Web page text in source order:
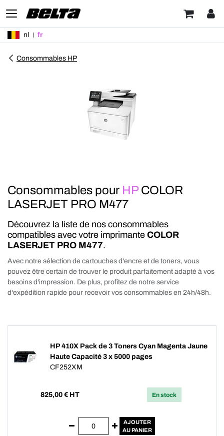
nl fr
Consommables HP
Consommables pour HPCOLOR
LASERJET PRO M477
Découvrez la liste de nos consommables
compatibles avec votre imprimante COLOR
LASERJET PRO M477.
Avec notre sélection de cartouches d'encre et de toners, vous
pouvez être certain de trouver le produit parfaitement adapté à vos
besoins d'impression. De plus, profitez de notre service
d'expédition rapide pour recevoir vos consommables en 24h/48h.
HP 410X Pack de 3 Toners Cyan Magenta Jaune
Haute Capacité 3 x 5000 pages
CF252XM
825,00 € HT En stock
AJOUTER
AU PANIER